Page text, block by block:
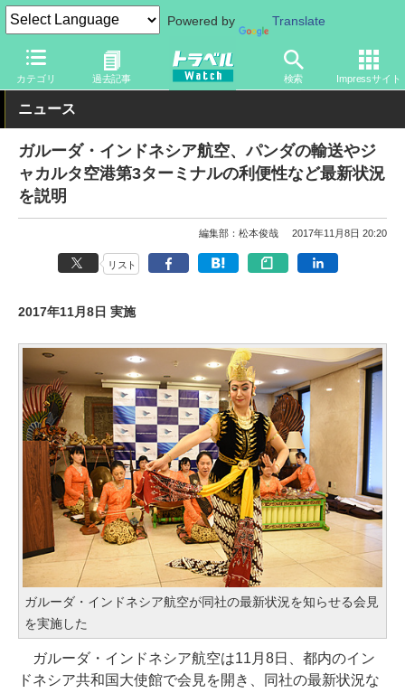
Powered by Translate
カテゴリ 過去記事 検索 Impressサイト
トラベル Watch 地域 海外旅行 東南アジア
ニュース
ガルーダ・インドネシア航空、パンダの輸送やジ
ャカルタ空港第3ターミナルの利便性など最新状況
を説明
編集部：松本俊哉 2017年11月8日 20:20
リスト
2017年11月8日 実施
ガルーダ・インドネシア航空が同社の最新状況を知らせる会見
を実施した
ガルーダ・インドネシア航空は11月8日、都内のイン
ドネシア共和国大使館で会見を開き、同社の最新状況な